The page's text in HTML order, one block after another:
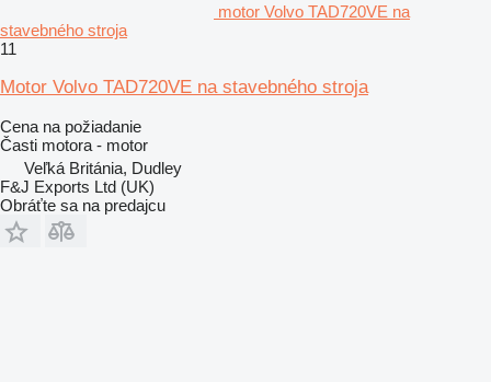
motor Volvo TAD720VE na
stavebného stroja
11
Motor Volvo TAD720VE na stavebného stroja
Cena na požiadanie
Časti motora - motor
Veľká Británia, Dudley
F&J Exports Ltd (UK)
Obráťte sa na predajcu